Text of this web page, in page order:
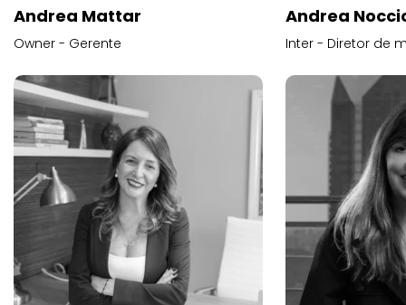
Andrea Mattar
Owner - Gerente
Andrea
Inter - Diretor de